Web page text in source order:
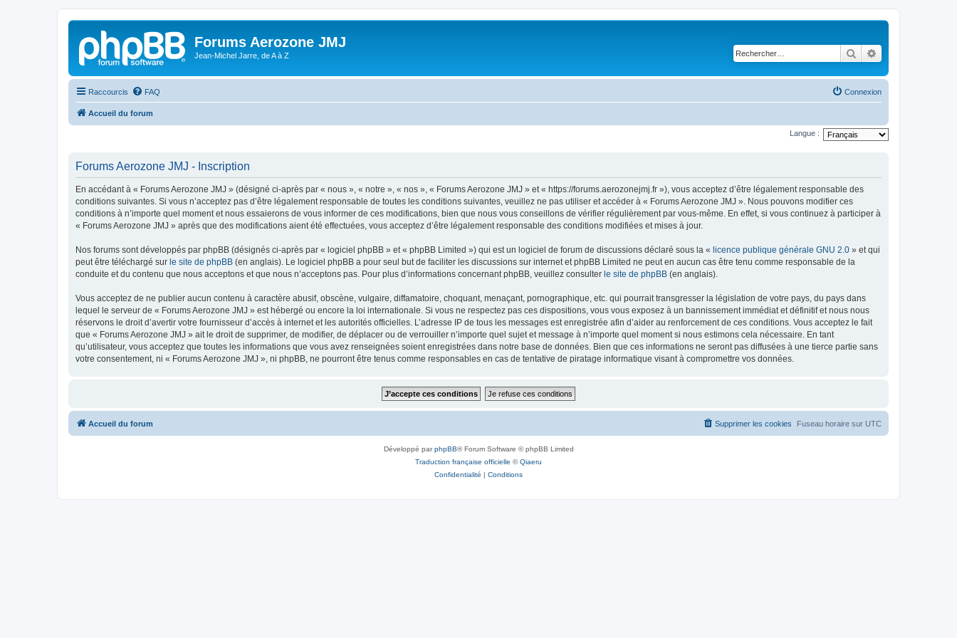
Forums Aerozone JMJ
Jean-Michel Jarre, de A à Z Rechercher
Raccourcis FAQ Connexion
Accueil du forum
Langue :
Forums Aerozone JMJ - Inscription
En accédant à « Forums Aerozone JMJ » (désigné ci-après par « nous », « notre », « nos », « Forums Aerozone JMJ » et « https://forums.aerozonejmj.fr »), vous acceptez d’être légalement responsable des
conditions suivantes. Si vous n’acceptez pas d’être légalement responsable de toutes les conditions suivantes, veuillez ne pas utiliser et accéder à « Forums Aerozone JMJ ». Nous pouvons modifier ces
conditions à n’importe quel moment et nous essaierons de vous informer de ces modifications, bien que nous vous conseillons de vérifier régulièrement par vous-même. En effet, si vous continuez à participer à
« Forums Aerozone JMJ » après que des modifications aient été effectuées, vous acceptez d’être légalement responsable des conditions modifiées et mises à jour.
Nos forums sont développés par phpBB (désignés ci-après par « logiciel phpBB » et « phpBB Limited ») qui est un logiciel de forum de discussions déclaré sous la « licence publique générale GNU 2.0 » et qui
peut être téléchargé sur le site de phpBB (en anglais). Le logiciel phpBB a pour seul but de faciliter les discussions sur internet et phpBB Limited ne peut en aucun cas être tenu comme responsable de la
conduite et du contenu que nous acceptons et que nous n’acceptons pas. Pour plus d’informations concernant phpBB, veuillez consulter le site de phpBB (en anglais).
Vous acceptez de ne publier aucun contenu à caractère abusif, obscène, vulgaire, diffamatoire, choquant, menaçant, pornographique, etc. qui pourrait transgresser la législation de votre pays, du pays dans
lequel le serveur de « Forums Aerozone JMJ » est hébergé ou encore la loi internationale. Si vous ne respectez pas ces dispositions, vous vous exposez à un bannissement immédiat et définitif et nous nous
réservons le droit d’avertir votre fournisseur d’accès à internet et les autorités officielles. L’adresse IP de tous les messages est enregistrée afin d’aider au renforcement de ces conditions. Vous acceptez le fait
que « Forums Aerozone JMJ » ait le droit de supprimer, de modifier, de déplacer ou de verrouiller n’importe quel sujet et message à n’importe quel moment si nous estimons cela nécessaire. En tant
qu’utilisateur, vous acceptez que toutes les informations que vous avez renseignées soient enregistrées dans notre base de données. Bien que ces informations ne seront pas diffusées à une tierce partie sans
votre consentement, ni « Forums Aerozone JMJ », ni phpBB, ne pourront être tenus comme responsables en cas de tentative de piratage informatique visant à compromettre vos données.
Accueil du forum Fuseau horaire sur UTC
Supprimer les cookies
Développé parphpBB® Forum Software © phpBB Limited
Traduction française officielle ©Qiaeru
Confidentialité | Conditions